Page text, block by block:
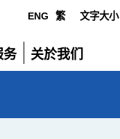
ENG 繁 文字大小
务
关於我们
展